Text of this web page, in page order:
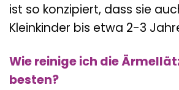
ist so konzipiert, dass sie
Kleinkinder bis etwa 2-3
Wie reinige ich die
besten?